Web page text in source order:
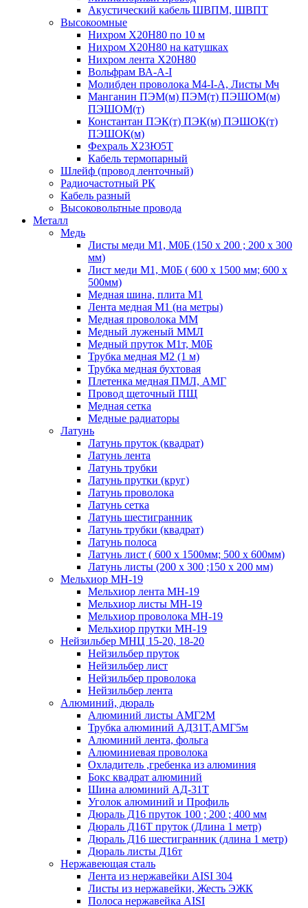
Акустический кабель ШВПМ, ШВПТ
Высокоомные
Нихром Х20Н80 по 10 м
Нихром Х20Н80 на катушках
Нихром лента Х20Н80
Вольфрам ВА-А-I
Молибден проволока М4-I-А, Листы Мч
Манганин ПЭМ(м) ПЭМ(т) ПЭШОМ(м)
ПЭШОМ(т)
Константан ПЭК(т) ПЭК(м) ПЭШОК(т)
ПЭШОК(м)
Фехраль Х23Ю5Т
Кабель термопарный
Шлейф (провод ленточный)
Радиочастотный РК
Кабель разный
Высоковольтные провода
Металл
Медь
Листы меди М1, М0Б (150 х 200 ; 200 х 300
мм)
Лист меди М1, М0Б ( 600 х 1500 мм; 600 х
500мм)
Медная шина, плита М1
Лента медная М1 (на метры)
Медная проволока ММ
Медный луженый ММЛ
Медный пруток М1т, М0Б
Трубка медная М2 (1 м)
Трубка медная бухтовая
Плетенка медная ПМЛ, АМГ
Провод щеточный ПЩ
Медная сетка
Медные радиаторы
Латунь
Латунь пруток (квадрат)
Латунь лента
Латунь трубки
Латунь прутки (круг)
Латунь проволока
Латунь сетка
Латунь шестигранник
Латунь трубки (квадрат)
Латунь полоса
Латунь лист ( 600 х 1500мм; 500 х 600мм)
Латунь листы (200 х 300 ;150 х 200 мм)
Мельхиор МН-19
Мельхиор лента МН-19
Мельхиор листы МН-19
Мельхиор проволока МН-19
Мельхиор прутки МН-19
Нейзильбер МНЦ 15-20, 18-20
Нейзильбер пруток
Нейзильбер лист
Нейзильбер проволока
Нейзильбер лента
Алюминий, дюраль
Алюминий листы АМГ2М
Трубка алюминий АД31Т,АМГ5м
Алюминий лента, фольга
Алюминиевая проволока
Охладитель ,гребенка из алюминия
Бокс квадрат алюминий
Шина алюминий АД-31Т
Уголок алюминий и Профиль
Дюраль Д16 пруток 100 ; 200 ; 400 мм
Дюраль Д16Т пруток (Длина 1 метр)
Дюраль Д16 шестигранник (длина 1 метр)
Дюраль листы Д16т
Нержавеющая сталь
Лента из нержавейки AISI 304
Листы из нержавейки, Жесть ЭЖК
Полоса нержавейка АISI